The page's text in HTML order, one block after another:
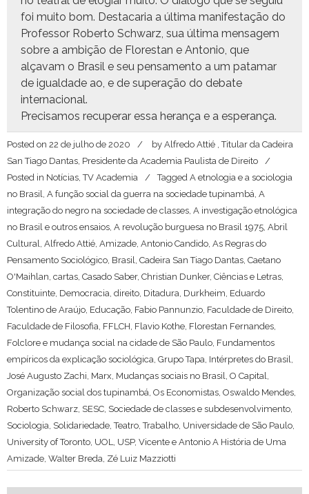
foi muito bom. Destacaria a últi­ma man­i­fes­tação do
Pro­fes­sor Rober­to Schwarz, sua últi­ma men­sagem
sobre a ambição de Flo­restan e Anto­nio, que
alçavam o Brasil e seu pen­sa­men­to a um pata­mar
de igual­dade ao, e de super­ação do debate
internacional.
Pre­cisamos recu­per­ar essa her­ança e a esperança.
Posted on 22 de julho de 2020 by Alfredo Attié , Titular da Cadeira
San Tiago Dantas, Presidente da Academia Paulista de Direito
Posted in Notícias,TV Academia Tagged A etnologia e a sociologia
no Brasil, A função social da guerra na sociedade tupinambá, A
integração do negro na sociedade de classes, A investigação etnológica
no Brasil e outros ensaios, A revolução burguesa no Brasil 1975, Abril
Cultural, Alfredo Attié, Amizade, Antonio Candido, As Regras do
Pensamento Sociológico, Brasil, Cadeira San Tiago Dantas, Caetano
O'Maihlan, cartas, Casado Saber, Christian Dunker, Ciências e Letras,
Constituinte, Democracia, direito, Ditadura, Durkheim, Eduardo
Tolentino de Araújo, Educação, Fabio Pannunzio, Faculdade de Direito,
Faculdade de Filosofia, FFLCH, Flavio Kothe, Florestan Fernandes,
Folclore e mudança social na cidade de São Paulo, Fundamentos
empíricos da explicação sociológica, Grupo Tapa, Intérpretes do Brasil,
José Augusto Zachi, Marx, Mudanças sociais no Brasil, O Capital,
Organização social dos tupinambá, Os Economistas, Oswaldo Mendes,
Roberto Schwarz, SESC, Sociedade de classes e subdesenvolvimento,
Sociologia, Solidariedade,Teatro,Trabalho, Universidade de São Paulo,
University of Toronto, UOL, USP, Vicente e Antonio A História de Uma
Amizade, Walter Breda, Zé Luiz Mazziotti